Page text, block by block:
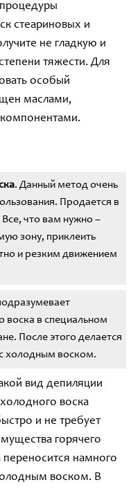
стеариновых и
не гладкую и
тяжести. Для
особый
маслами,
. Данный метод очень
Продается в
что вам нужно –
зону, приклеить
и резким движением
воска в специальном
После этого делается
холодным воском.
вид депиляции
воска
и не требует
горячего
переносится намного
воском. В